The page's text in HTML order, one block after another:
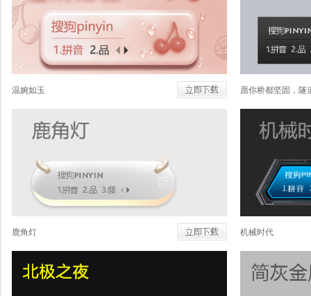
温婉如玉 愿你桥都坚固，隧
鹿角灯 机械时代